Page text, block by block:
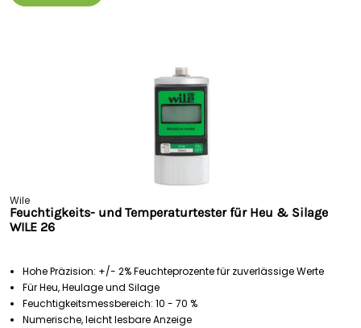
Wile
Feuchtigkeits- und Temperaturtester für Heu & Silage
WILE 26
Hohe Präzision: +/- 2% Feuchteprozente für zuverlässige Werte
Für Heu, Heulage und Silage
Feuchtigkeitsmessbereich: 10 - 70 %
Numerische, leicht lesbare Anzeige